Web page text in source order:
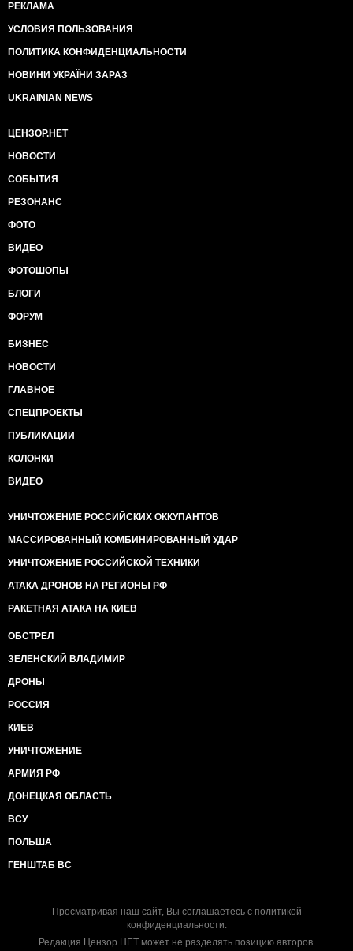
РЕКЛАМА
УСЛОВИЯ ПОЛЬЗОВАНИЯ
ПОЛИТИКА КОНФИДЕНЦИАЛЬНОСТИ
НОВИНИ УКРАЇНИ ЗАРАЗ
UKRAINIAN NEWS
ЦЕНЗОР.НЕТ
НОВОСТИ
СОБЫТИЯ
РЕЗОНАНС
ФОТО
ВИДЕО
ФОТОШОПЫ
БЛОГИ
ФОРУМ
БИЗНЕС
НОВОСТИ
ГЛАВНОЕ
СПЕЦПРОЕКТЫ
ПУБЛИКАЦИИ
КОЛОНКИ
ВИДЕО
УНИЧТОЖЕНИЕ РОССИЙСКИХ ОККУПАНТОВ
МАССИРОВАННЫЙ КОМБИНИРОВАННЫЙ УДАР
УНИЧТОЖЕНИЕ РОССИЙСКОЙ ТЕХНИКИ
АТАКА ДРОНОВ НА РЕГИОНЫ РФ
РАКЕТНАЯ АТАКА НА КИЕВ
ОБСТРЕЛ
ЗЕЛЕНСКИЙ ВЛАДИМИР
ДРОНЫ
РОССИЯ
КИЕВ
УНИЧТОЖЕНИЕ
АРМИЯ РФ
ДОНЕЦКАЯ ОБЛАСТЬ
ВСУ
ПОЛЬША
ГЕНШТАБ ВС
Просматривая наш сайт, Вы соглашаетесь с политикой
конфиденциальности.
Редакция Цензор.НЕТ может не разделять позицию авторов.